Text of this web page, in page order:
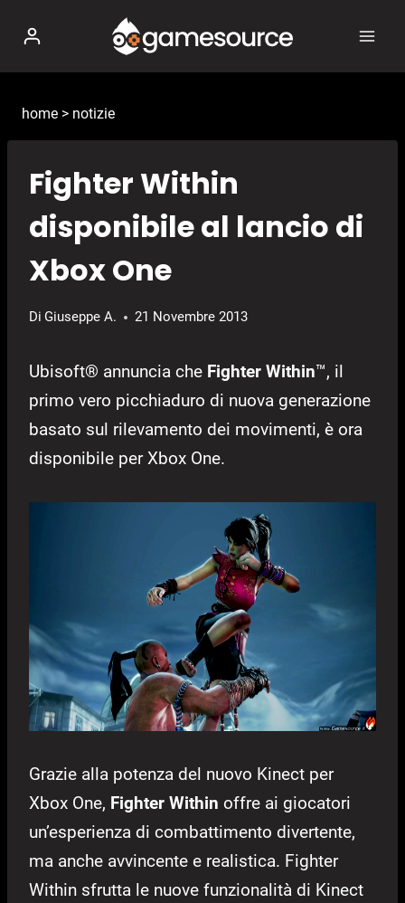
contenuto
home > notizie
Fighter Within
disponibile al lancio di
Xbox One
Di Giuseppe A. 21 Novembre 2013
Ubisoft® annuncia che Fighter Within™, il
primo vero picchiaduro di nuova generazione
basato sul rilevamento dei movimenti, è ora
disponibile per Xbox One.
Grazie alla potenza del nuovo Kinect per
Xbox One, Fighter Within offre ai giocatori
un’esperienza di combattimento divertente,
ma anche avvincente e realistica. Fighter
Within sfrutta le nuove funzionalità di Kinect